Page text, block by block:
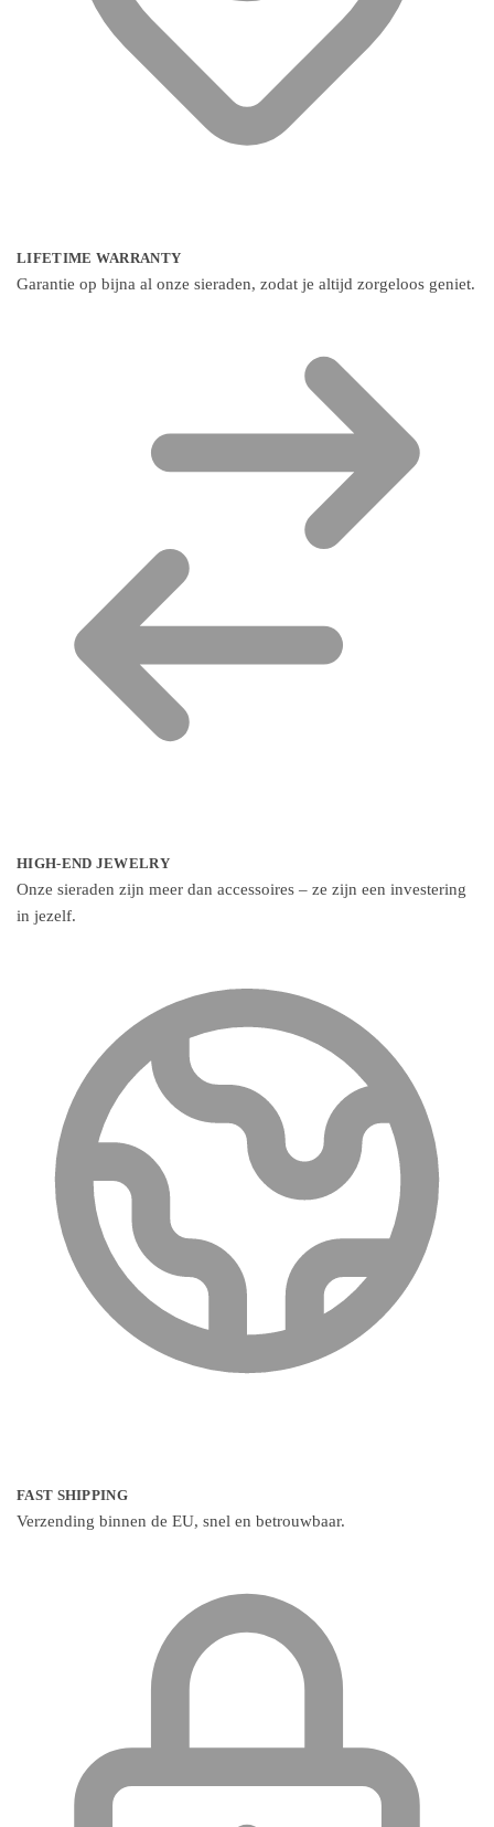
LIFETIME WARRANTY
Garantie op bijna al onze sieraden, zodat je altijd zorgeloos geniet.
HIGH-END JEWELRY
Onze sieraden zijn meer dan accessoires – ze zijn een investering
in jezelf.
FAST SHIPPING
Verzending binnen de EU, snel en betrouwbaar.